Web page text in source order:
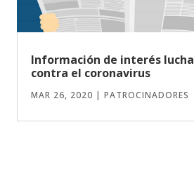
Información de interés lucha
contra el coronavirus
MAR 26, 2020 PATROCINADORES